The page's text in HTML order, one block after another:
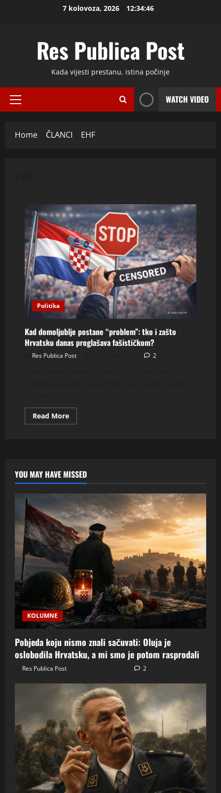
7 kolovoza, 2026 12:34:47
Res Publica Post
Kada vijesti prestanu, istina počinje
Primary
WATCH VIDEO
Home ČLANCI EHF
Politika
Kad domoljublje postane “problem”: tko i zašto
Hrvatsku danas proglašava fašističkom?
Res Publica Post 2
Read MoreRead
more
i
zašto
Hrvatsku
danas
fašističkom?
YOU MAY HAVE MISSED
KOLUMNE
Pobjeda koju nismo znali sačuvati: Oluja je
oslobodila Hrvatsku, a mi smo je potom rasprodali
Res Publica Post 2